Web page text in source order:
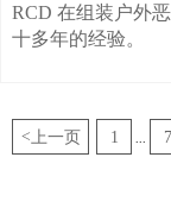
RCD 在组装户外
十多年的经验。
< 上一页 1 7